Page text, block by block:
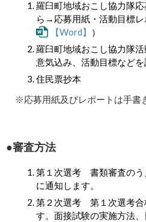
羅臼町地域おこし協力隊
ら→応募用紙・活動目標レ
【Word】
）
羅臼町地域おこし協力隊
意気込み、活動目標などを
住民票抄本
※応募用紙及びレポートは手書
審査方法
第１次選考 書類審査のう
に通知します。
第２次選考 第１次選考合
す。面接試験の実施方法